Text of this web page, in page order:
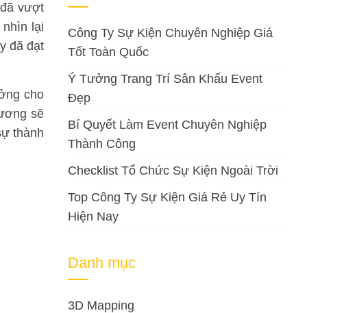
vượt
nhìn lại
đã đạt
cho
sẽ
thành
Công Ty Sự Kiện Chuyên Nghiệp Giá
Tốt Toàn Quốc
Ý Tưởng Trang Trí Sân Khấu Event
Đẹp
Bí Quyết Làm Event Chuyên Nghiệp
Thành Công
Checklist Tổ Chức Sự Kiện Ngoài Trời
Top Công Ty Sự Kiện Giá Rẻ Uy Tín
Hiện Nay
Danh mục
3D Mapping